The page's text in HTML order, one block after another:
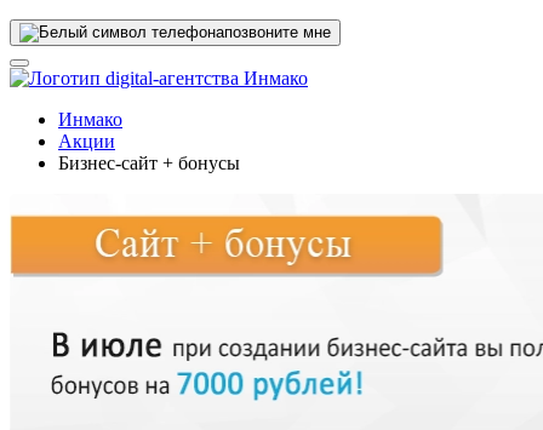
позвоните мне
Инмако
Акции
Бизнес-сайт + бонусы